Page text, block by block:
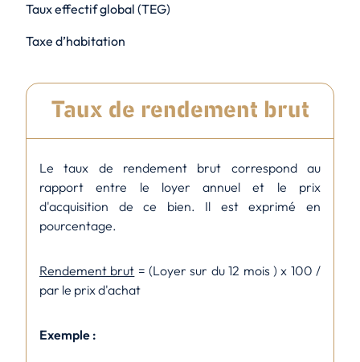
Taux effectif global (TEG)
Taxe d’habitation
TVA immobilière
Taux de rendement brut
Le taux de rendement brut correspond au
rapport entre le loyer annuel et le prix
d'acquisition de ce bien. Il est exprimé en
pourcentage.
Rendement brut = (Loyer sur du 12 mois ) x 100 /
par le prix d'achat
Exemple :